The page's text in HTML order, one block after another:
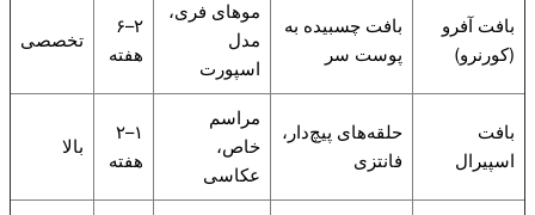
بافت آفرو
(کورنرو)
بافت چسبیده به
پوست سر
موهای فری،
مدل
اسپورت
۲–۶
هفته
تخصصی
بافت
اسپیرال
حلقه‌های پیچ‌دار،
فانتزی
مراسم
خاص،
عکاسی
۱–۲
هفته
بالا